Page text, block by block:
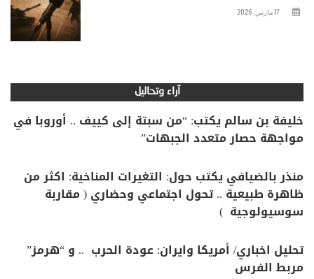
17 مارس، 2026
آراء وتحاليل
خليفة بن سالم يكتب: “من سبتة إلى كييف .. أوروبا في
مواجهة حصار متعدد الجبهات”
منذر بالضيافي يكتب حول: التغيرات المناخية: اكثر من
ظاهرة طبيعية .. تحول اجتماعي وحضاري ( مقاربة
سوسيولوجية )
تحليل اخباري/ أمريكا وايران: عودة الحرب .. و “هرمز”
مربط الفرس